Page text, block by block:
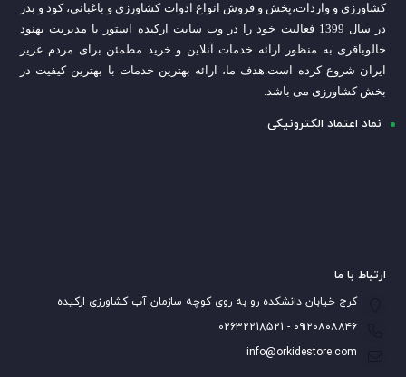
کشاورزی و واردات،پخش و فروش انواع ادوات کشاورزی و باغبانی، کود و بذر
در سال 1399 فعالیت خود را در وب سایت ارکیده استور با مدیریت بهنود
خالوباقری به منظور ارائه خدمات آنلاین و خرید مطمئن برای مردم عزیز
ایران شروع کرده است.هدف ما، ارائه بهترین خدمات با بهترین کیفیت در
بخش کشاورزی می باشد.
نماد اعتماد الکترونیکی
ارتباط با ما
کرج خیابان دانشکده رو به روی کوچه سازمان آب کشاورزی ارکیده
۰۹۱۲۰۸۰۸۸۴۶ - 02632218521
info@orkidestore.com